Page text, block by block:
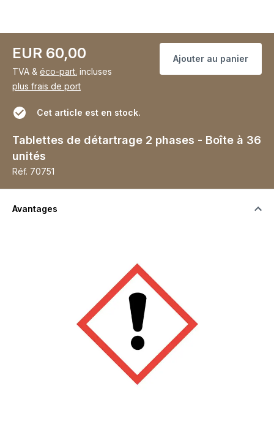
EUR 60,00
TVA & éco-part. incluses
plus frais de port
Ajouter au panier
Cet article est en stock.
Tablettes de détartrage 2 phases - Boîte à 36
unités
Réf. 70751
Avantages